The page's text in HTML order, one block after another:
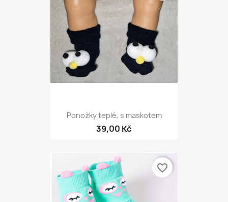
Ponožky teplé, s maskotem
39,00 Kč
favorite_border